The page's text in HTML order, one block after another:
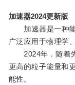
加速器2024更新版
加速器是一种能
广泛应用于物理学
2024年，随着先
更高的粒子能量和
能性。